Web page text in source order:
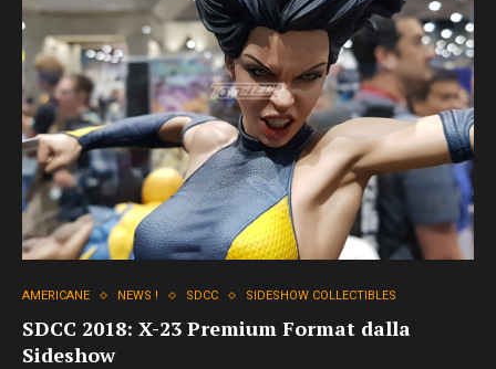
AMERICANE NEWS ! SDCC SIDESHOW COLLECTIBLES
SDCC 2018: X-23 Premium Format dalla
Sideshow